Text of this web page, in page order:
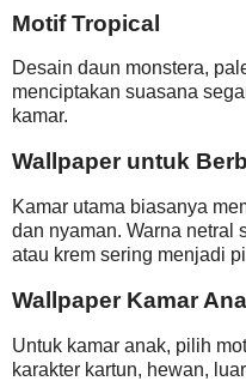
Motif Tropical
Desain daun monstera,
menciptakan suasana
kamar.
Wallpaper untuk
Kamar utama biasanya
dan nyaman. Warna netral
atau krem sering menjadi
Wallpaper Kamar
Untuk kamar anak, pilih
karakter kartun, hewan,